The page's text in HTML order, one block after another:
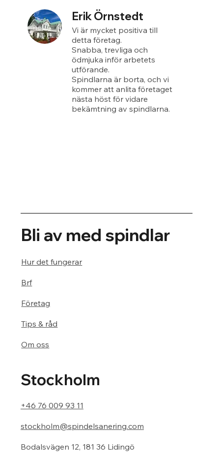
Erik Örnstedt
Vi är mycket positiva till
detta företag.
Snabba, trevliga och
ödmjuka inför arbetets
utförande.
Spindlarna är borta, och vi
kommer att anlita företaget
nästa höst för vidare
bekämtning av spindlarna.
Bli av med spindlar
Hur det fungerar
Brf
Företag
Tips & råd
Om oss
Stockholm
+46 76 009 93 11
Bodalsvägen 12, 181 36 Lidingö
stockholm@spindelsanering.com